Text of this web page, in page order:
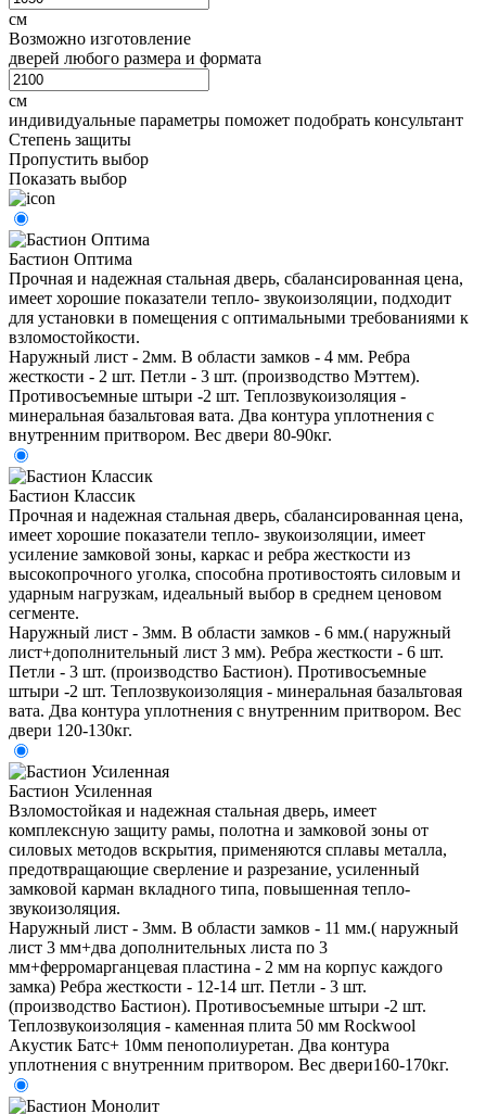
см
Возможно изготовление
дверей любого размера и формата
см
индивидуальные параметры поможет подобрать консультант
Степень защиты
Пропустить выбор
Показать выбор
Бастион Оптима
Прочная и надежная стальная дверь, сбалансированная цена,
имеет хорошие показатели тепло- звукоизоляции, подходит
для установки в помещения с оптимальными требованиями к
взломостойкости.
Наружный лист - 2мм. В области замков - 4 мм. Ребра
жесткости - 2 шт. Петли - 3 шт. (производство Мэттем).
Противосъемные штыри -2 шт. Теплозвукоизоляция -
минеральная базальтовая вата. Два контура уплотнения с
внутренним притвором. Вес двери 80-90кг.
Бастион Классик
Прочная и надежная стальная дверь, сбалансированная цена,
имеет хорошие показатели тепло- звукоизоляции, имеет
усиление замковой зоны, каркас и ребра жесткости из
высокопрочного уголка, способна противостоять силовым и
ударным нагрузкам, идеальный выбор в среднем ценовом
сегменте.
Наружный лист - 3мм. В области замков - 6 мм.( наружный
лист+дополнительный лист 3 мм). Ребра жесткости - 6 шт.
Петли - 3 шт. (производство Бастион). Противосъемные
штыри -2 шт. Теплозвукоизоляция - минеральная базальтовая
вата. Два контура уплотнения с внутренним притвором. Вес
двери 120-130кг.
Бастион Усиленная
Взломостойкая и надежная стальная дверь, имеет
комплексную защиту рамы, полотна и замковой зоны от
силовых методов вскрытия, применяются сплавы металла,
предотвращающие сверление и разрезание, усиленный
замковой карман вкладного типа, повышенная тепло-
звукоизоляция.
Наружный лист - 3мм. В области замков - 11 мм.( наружный
лист 3 мм+два дополнительных листа по 3
мм+ферромарганцевая пластина - 2 мм на корпус каждого
замка) Ребра жесткости - 12-14 шт. Петли - 3 шт.
(производство Бастион). Противосъемные штыри -2 шт.
Теплозвукоизоляция - каменная плита 50 мм Rockwool
Акустик Батс+ 10мм пенополиуретан. Два контура
уплотнения с внутренним притвором. Вес двери160-170кг.